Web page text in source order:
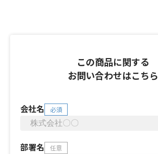
この商品に関する
お問い合わせはこちら
会社名 必須
部署名 任意